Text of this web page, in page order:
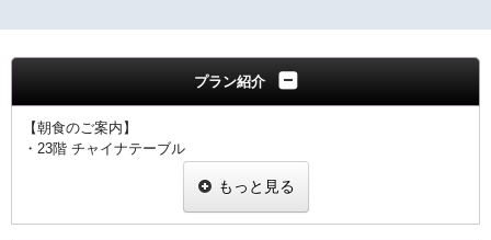
プラン紹介
【朝食のご案内】
・23階 チャイナテーブル
「定食スタイル」での提供となる場合がございます。
もっと見る